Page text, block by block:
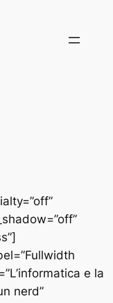
e la
nerd”